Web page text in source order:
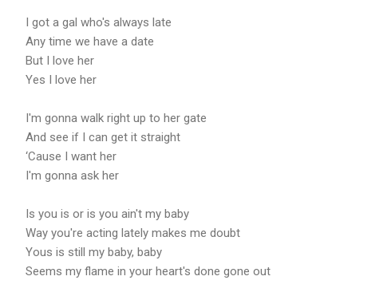
I got a gal who's always late
Any time we have a date
But I love her
Yes I love her
I'm gonna walk right up to her gate
And see if I can get it straight
‘Cause I want her
I'm gonna ask her
Is you is or is you ain't my baby
Way you're acting lately makes me doubt
Yous is still my baby, baby
Seems my flame in your heart's done gone out